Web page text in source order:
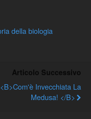
della biologia
Articolo Successivo
<b>Com'è Invecchiata La
Medusa! </b>